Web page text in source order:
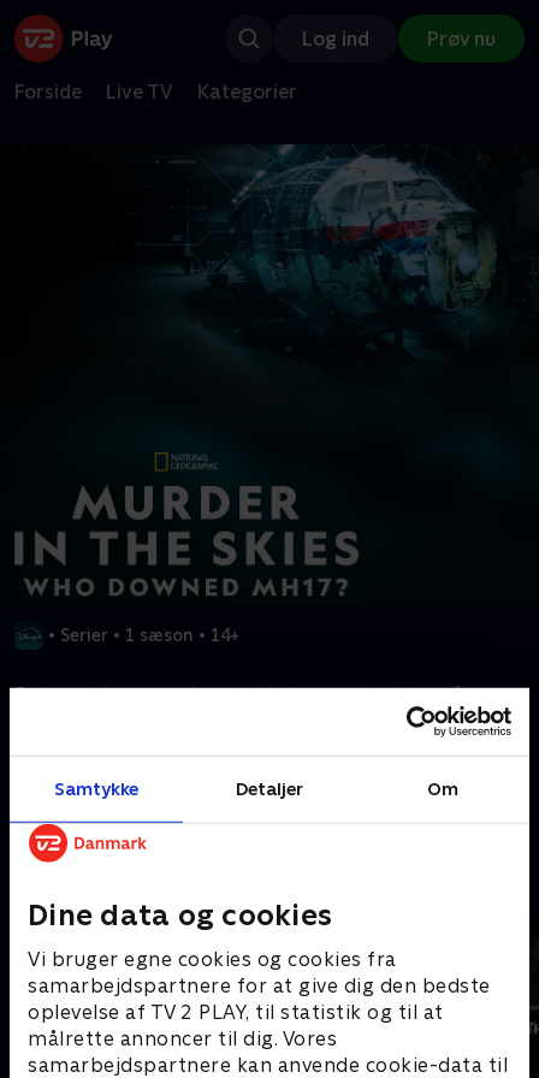
Samtykke Detaljer Om
Dine data og cookies
Vi bruger egne cookies og cookies fra
samarbejdspartnere for at give dig den bedste
oplevelse af TV 2 PLAY, til statistik og til at
målrette annoncer til dig. Vores
samarbejdspartnere kan anvende cookie-data til
Log ind Prøv nu
Forside Live TV Kategorier
• Serier • 1 sæson • 14+
En far og blogger samler et hold af amatørdetektiver på nettet
for at afdække sandheden om, hvorfor 298 personer mistede